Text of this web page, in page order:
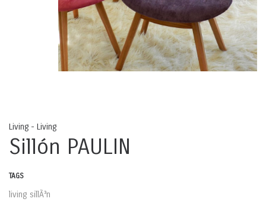
Living - Living
Sillón PAULIN
TAGS
living sillÃ³n